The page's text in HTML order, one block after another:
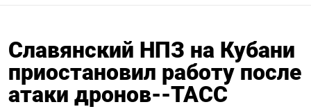
Славянский НПЗ на Кубани
приостановил работу после
атаки дронов--ТАСС